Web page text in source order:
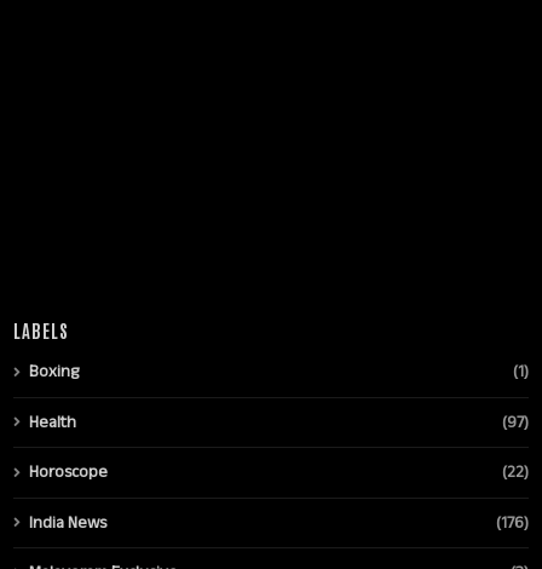
LABELS
Boxing (1)
Health (97)
Horoscope (22)
India News (176)